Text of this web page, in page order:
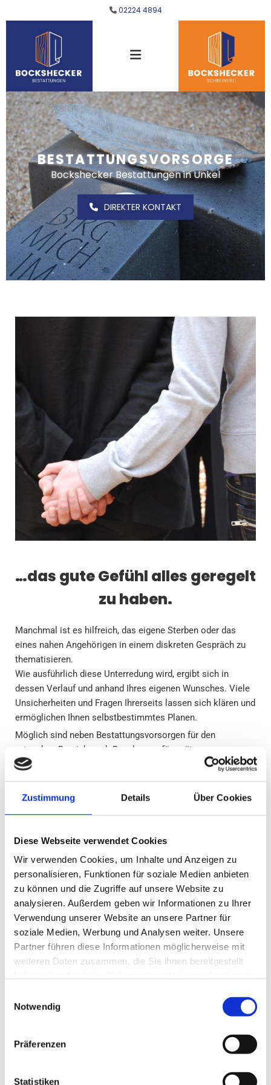
Zustimmung Details Über Cookies
Diese Webseite verwendet Cookies
Wir verwenden Cookies, um Inhalte und Anzeigen zu
personalisieren, Funktionen für soziale Medien anbieten
zu können und die Zugriffe auf unsere Website zu
analysieren. Außerdem geben wir Informationen zu Ihrer
Verwendung unserer Website an unsere Partner für
soziale Medien, Werbung und Analysen weiter. Unsere
Partner führen diese Informationen möglicherweise mit
weiteren Daten zusammen, die Sie ihnen bereitgestellt
Notwendig
Präferenzen
Statistiken
 02224 4894
BESTATTUNGSVORSORGE
Bockshecker Bestattungen in Unkel
DIREKTER KONTAKT
…das gute Gefühl alles geregelt
zu haben.
Manchmal ist es hilfreich, das eigene Sterben oder das
eines nahen Angehörigen in einem diskreten Gespräch zu
thematisieren.
Wie ausführlich diese Unterredung wird, ergibt sich in
dessen Verlauf und anhand Ihres eigenen Wunsches. Viele
Unsicherheiten und Fragen Ihrerseits lassen sich klären und
ermöglichen Ihnen selbstbestimmtes Planen.
Möglich sind neben Bestattungsvorsorgen für den
ortsnahen Bereich auch Regelungen für spätere
Beisetzungen in ganz Deutschland oder im europäischen
Ausland. Wenn Sie es wünschen, helfen wir beim Erstellen
einer wirksamen Totenfürsorgeverfügung oder beraten Sie
ein an Ihren Vorstellungen orientiertes, detailliertes